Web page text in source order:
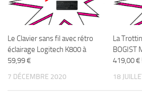
Le Clavier sans fil avec rétro
éclairage Logitech K800 à
59,99 €
7 DÉCEMBRE 2020
La
BOGIST
419,00 €
18